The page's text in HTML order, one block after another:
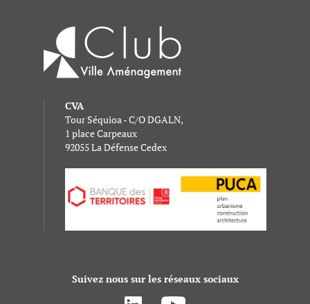
CVA
Tour Séquioa - C/O DGALN,
1 place Carpeaux
92055 La Défense Cedex
Suivez nous sur les réseaux sociaux